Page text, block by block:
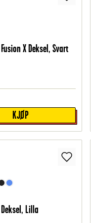
X Deksel, Svart
KJØP
Lilla